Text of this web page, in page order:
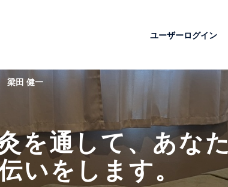
ユーザーログイン
梁田 健一
を通して、あな
いをします。